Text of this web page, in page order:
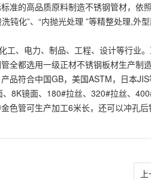
准的高品质原料制造不锈钢管材，依
钝化”、“内抛光处理 ”等精整处理,外型
、电力、制品、工程、设计等行业。
全都选用一级正材不锈钢板材生产制
品符合中国GB，美国ASTM，日本
8K镜面、180#拉丝、320#拉丝、
色管可生产加工6米长，还可以冲孔后